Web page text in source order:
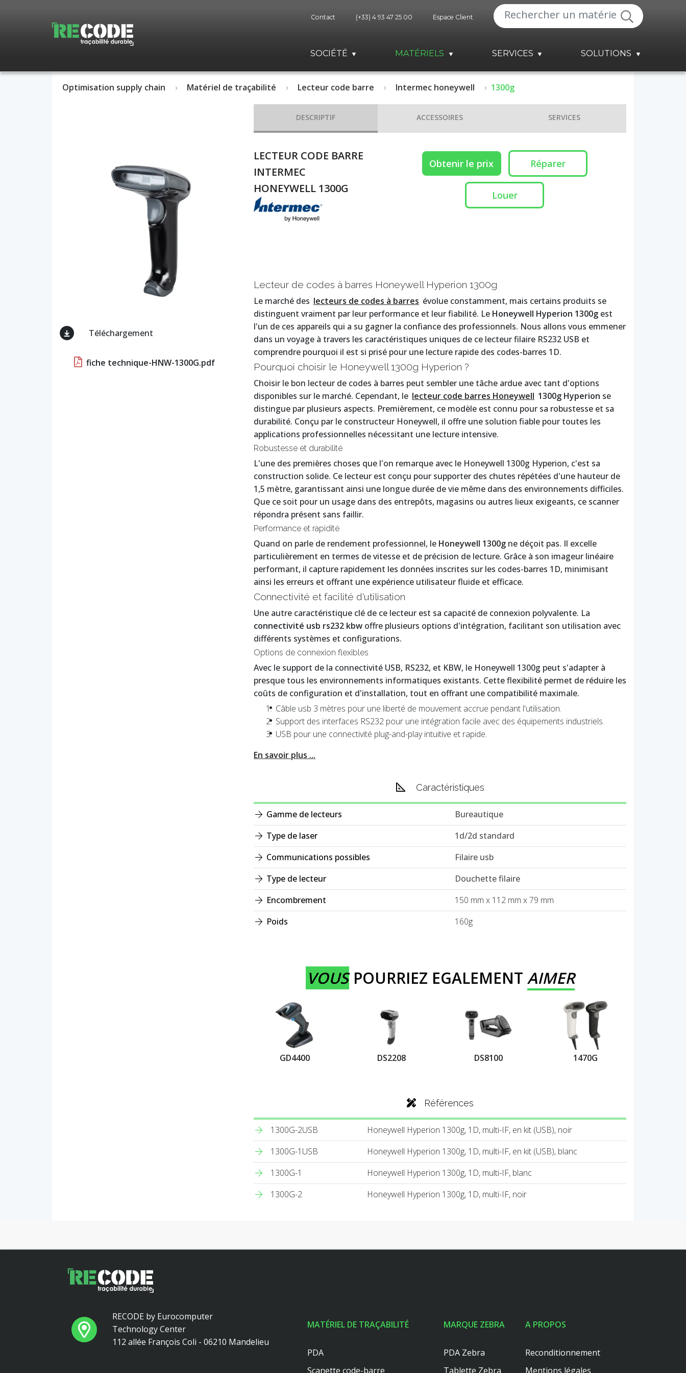
Contact (+33) 4 93 47 25 00 Espace Client
SOCIÉTÉ MATÉRIELS SERVICES SOLUTIONS
Optimisation supply chain Matériel de traçabilité Lecteur code barre Intermec honeywell 1300g
Téléchargement
fiche technique-HNW-1300G.pdf
DESCRIPTIF ACCESSOIRES SERVICES
LECTEUR CODE BARRE
INTERMEC
HONEYWELL 1300G
Obtenir le prix Réparer
Louer
Lecteur de codes à barres Honeywell Hyperion 1300g
Le marché des lecteurs de codes à barres évolue constamment, mais certains produits se
distinguent vraiment par leur performance et leur fiabilité. Le Honeywell Hyperion 1300g est
l'un de ces appareils qui a su gagner la confiance des professionnels. Nous allons vous emmener
dans un voyage à travers les caractéristiques uniques de ce lecteur filaire RS232 USB et
comprendre pourquoi il est si prisé pour une lecture rapide des codes-barres 1D.
Pourquoi choisir le Honeywell 1300g Hyperion ?
Choisir le bon lecteur de codes à barres peut sembler une tâche ardue avec tant d'options
disponibles sur le marché. Cependant, le lecteur code barres Honeywell 1300g Hyperion se
distingue par plusieurs aspects. Premièrement, ce modèle est connu pour sa robustesse et sa
durabilité. Conçu par le constructeur Honeywell, il offre une solution fiable pour toutes les
applications professionnelles nécessitant une lecture intensive.
Robustesse et durabilité
L'une des premières choses que l'on remarque avec le Honeywell 1300g Hyperion, c'est sa
construction solide. Ce lecteur est conçu pour supporter des chutes répétées d'une hauteur de
1,5 mètre, garantissant ainsi une longue durée de vie même dans des environnements difficiles.
Que ce soit pour un usage dans des entrepôts, magasins ou autres lieux exigeants, ce scanner
répondra présent sans faillir.
Performance et rapidité
Quand on parle de rendement professionnel, le Honeywell 1300g ne déçoit pas. Il excelle
particulièrement en termes de vitesse et de précision de lecture. Grâce à son imageur linéaire
performant, il capture rapidement les données inscrites sur les codes-barres 1D, minimisant
ainsi les erreurs et offrant une expérience utilisateur fluide et efficace.
Connectivité et facilité d'utilisation
Une autre caractéristique clé de ce lecteur est sa capacité de connexion polyvalente. La
connectivité usb rs232 kbw offre plusieurs options d'intégration, facilitant son utilisation avec
différents systèmes et configurations.
Options de connexion flexibles
Avec le support de la connectivité USB, RS232, et KBW, le Honeywell 1300g peut s'adapter à
presque tous les environnements informatiques existants. Cette flexibilité permet de réduire les
coûts de configuration et d'installation, tout en offrant une compatibilité maximale.
Câble usb 3 mètres pour une liberté de mouvement accrue pendant l'utilisation.
Support des interfaces RS232 pour une intégration facile avec des équipements industriels.
USB pour une connectivité plug-and-play intuitive et rapide.
En savoir plus ...
Caractéristiques
Gamme de lecteurs
Bureautique
Type de laser
1d/2d standard
Communications possibles
Filaire usb
Type de lecteur
Douchette filaire
Encombrement
150 mm x 112 mm x 79 mm
Poids
160g
VOUSPOURRIEZ EGALEMENT AIMER
GD4400 DS2208 DS8100 1470G
Références
1300G-2USB
Honeywell Hyperion 1300g, 1D, multi-IF, en kit (USB), noir
1300G-1USB
Honeywell Hyperion 1300g, 1D, multi-IF, en kit (USB), blanc
1300G-1
Honeywell Hyperion 1300g, 1D, multi-IF, blanc
1300G-2
Honeywell Hyperion 1300g, 1D, multi-IF, noir
RECODE by Eurocomputer
Technology Center
112 allée François Coli - 06210 Mandelieu
MATÉRIEL DE TRAÇABILITÉ
PDA
Scanette code-barre
MARQUE ZEBRA
PDA Zebra
Tablette Zebra
A PROPOS
Reconditionnement
Mentions légales